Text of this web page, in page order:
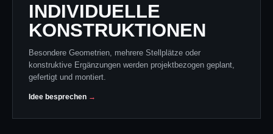
INDIVIDUELLE
KONSTRUKTIONEN
Besondere Geometrien, mehrere Stellplätze oder
konstruktive Ergänzungen werden projektbezogen geplant,
gefertigt und montiert.
Idee besprechen